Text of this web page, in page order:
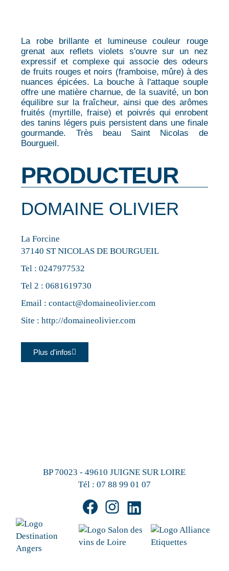
La robe brillante et lumineuse couleur rouge
grenat aux reflets violets s'ouvre sur un nez
expressif et complexe qui associe des odeurs
de fruits rouges et noirs (framboise, mûre) à des
nuances épicées. La bouche à l'attaque souple
offre une matière charnue, de la suavité, un bon
équilibre sur la fraîcheur, ainsi que des arômes
fruités (myrtille, fraise) et poivrés qui enrobent
des tanins légers puis persistent dans une finale
gourmande. Très beau Saint Nicolas de
Bourgueil.
PRODUCTEUR
DOMAINE OLIVIER
La Forcine
37140 ST NICOLAS DE BOURGUEIL
Tel :0247977532
Tel 2 :0681619730
Email :contact@domaineolivier.com
Site :http://domaineolivier.com
Plus d'infos
BP 70023 - 49610 JUIGNE SUR LOIRE
Tél : 07 88 99 01 07